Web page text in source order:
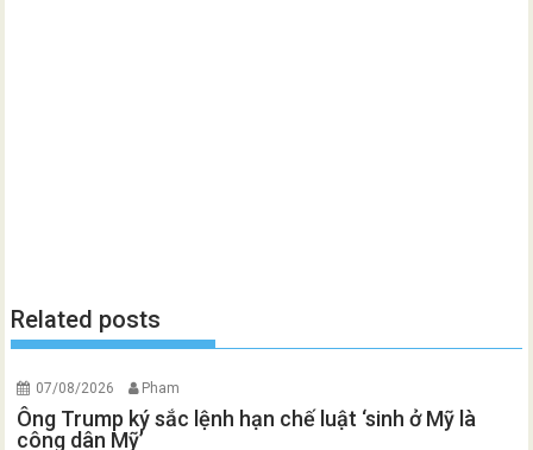
Related posts
07/08/2026 Pham
Ông Trump ký sắc lệnh hạn chế luật ‘sinh ở Mỹ là
công dân Mỹ’